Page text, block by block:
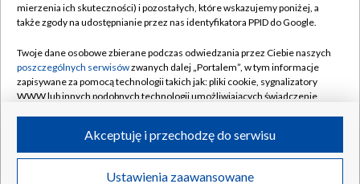
Naziemna Telewizja Cyfrowa
Rada Programowa
System NOS
Informacje o nadawcy
Program dla prasy
Pomoc
Kontakt
Kanały
©2026 Telewizja Polska S.A. w likwidacji
mierzenia ich skuteczności) i pozostałych, które wskazujemy poniżej, a
także zgody na udostępnianie przez nas identyfikatora PPID do Google.
Twoje dane osobowe zbierane podczas odwiedzania przez Ciebie naszych
poszczególnych serwisówzwanych dalej „Portalem”, w tym informacje
zapisywane za pomocą technologii takich jak: pliki cookie, sygnalizatory
WWW lub innych podobnych technologii umożliwiających świadczenie
ruchu w Internecie.
Twoje dane osobowe zbierane podczas odwiedzania przez Ciebie
Ustawienia zaawansowane
Akceptuję i przechodzę do serwisu